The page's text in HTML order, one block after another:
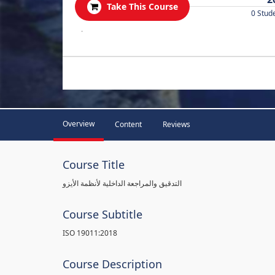
Take This Course
0
.
Overview Content Reviews
Course Title
التدقيق والمراجعة الداخلية لأنظمة الأيزو
Course Subtitle
ISO 19011:2018
Course Description